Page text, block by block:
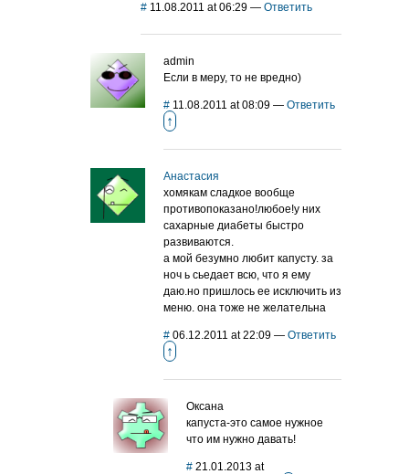
# 11.08.2011 at 06:29 — Ответить
admin
Если в меру, то не вредно)
# 11.08.2011 at 08:09 — Ответить
↑
Анастасия
хомякам сладкое вообще
противопоказано!любое!у них
сахарные диабеты быстро
развиваются.
а мой безумно любит капусту. за
ноч ь сьедает всю, что я ему
даю.но пришлось ее исключить из
меню. она тоже не желательна
# 06.12.2011 at 22:09 — Ответить
↑
Оксана
капуста-это самое нужное
что им нужно давать!
# 21.01.2013 at